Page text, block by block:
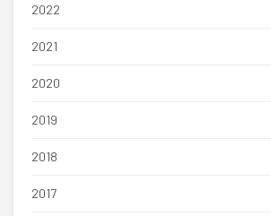
2022
2021
2020
2019
2018
2017